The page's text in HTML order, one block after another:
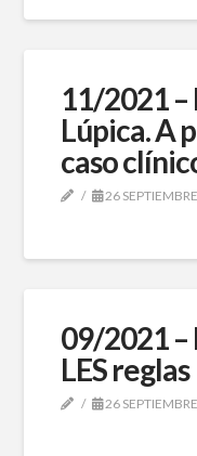
11/2021
Lúpica. A
caso
26
09/2021 –
LES reglas
26